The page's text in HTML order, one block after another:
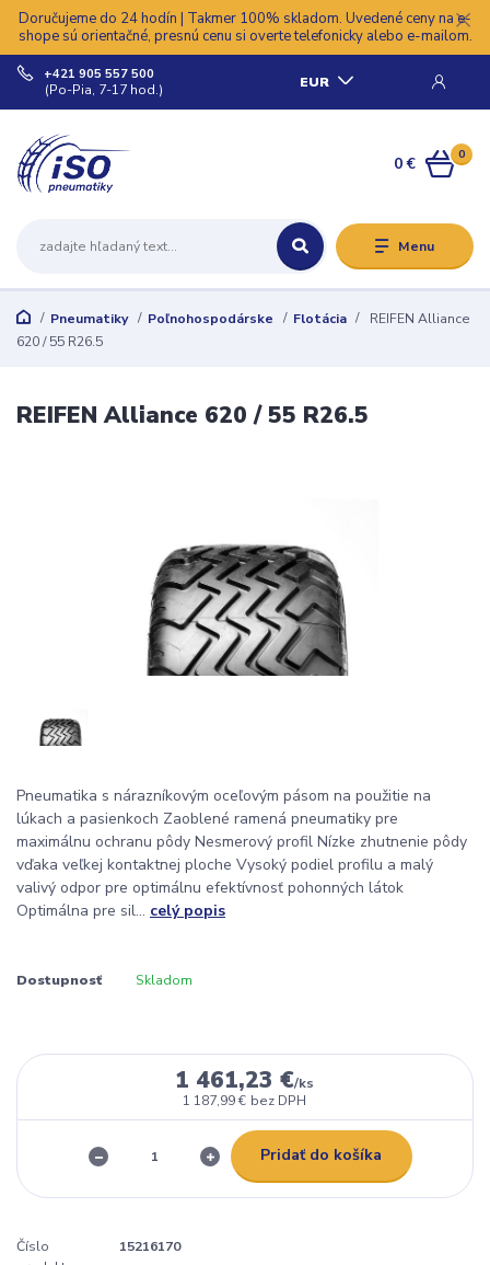
Doručujeme do 24 hodín | Takmer 100% skladom. Uvedené ceny na e-
shope sú orientačné, presnú cenu si overte telefonicky alebo e-mailom.
Menu
EUR
+421 905 557 500
(Po-Pia, 7-17 hod.)
0
0 €
Pneumatiky Poľnohospodárske Flotácia
REIFEN Alliance
620 / 55 R26.5
REIFEN Alliance 620 / 55 R26.5
Pneumatika s nárazníkovým oceľovým pásom na použitie na
lúkach a pasienkoch Zaoblené ramená pneumatiky pre
maximálnu ochranu pôdy Nesmerový profil Nízke zhutnenie pôdy
vďaka veľkej kontaktnej ploche Vysoký podiel profilu a malý
valivý odpor pre optimálnu efektívnosť pohonných látok
Optimálna pre sil... celý popis
Dostupnosť Skladom
1 461,23 €/ks
1 187,99 € bez DPH
Pridať do košíka
Číslo
15216170